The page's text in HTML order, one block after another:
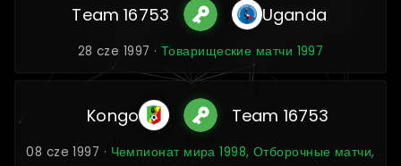
Team 16753 Uganda
28 cze 1997 · Товарищеские матчи 1997
Kongo Team 16753
08 cze 1997 · Чемпионат мира 1998, Отборочные матчи,